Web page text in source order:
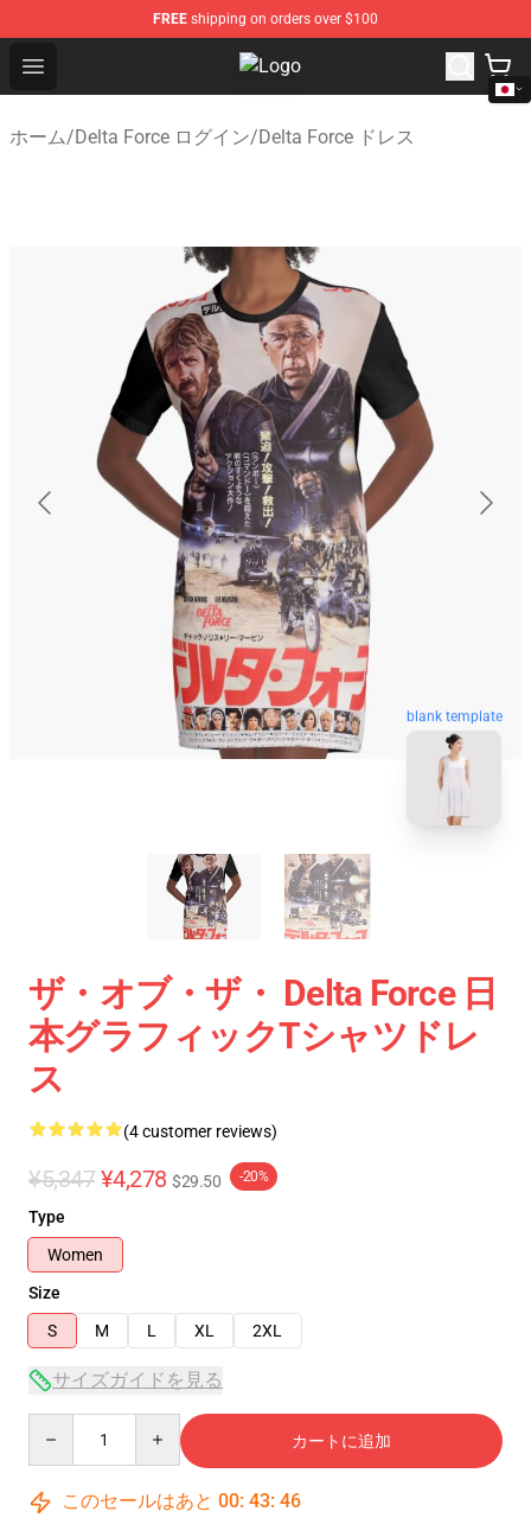
FREE shipping on orders over $100
Open menu Delta Force Shop - Official Delta
ホーム/Delta Force ログイン/Delta Force ドレス
blank template
ザ・オブ・ザ・ Delta Force 日
本グラフィックTシャツドレ
ス
(4 customer reviews)
¥5,347 ¥4,278 $29.50 -20%
Type
Women
Size
S
M L XL 2XL
サイズガイドを見る
カートに追加
このセールはあと 00: 43: 46